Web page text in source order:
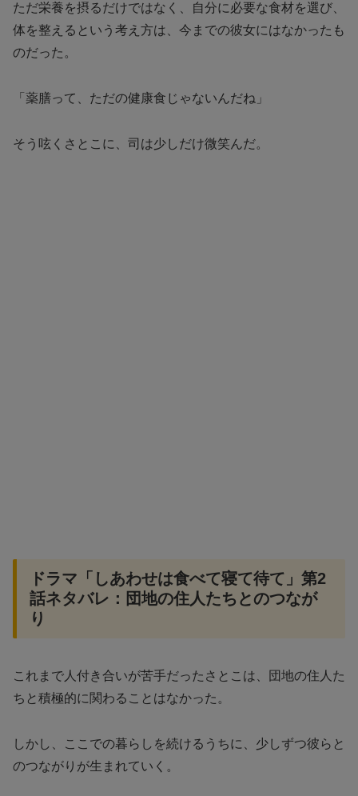
ただ栄養を摂るだけではなく、自分に必要な食材を選び、
体を整えるという考え方は、今までの彼女にはなかったも
のだった。
「薬膳って、ただの健康食じゃないんだね」
そう呟くさとこに、司は少しだけ微笑んだ。
ドラマ「しあわせは食べて寝て待て」第2
話ネタバレ：団地の住人たちとのつなが
り
これまで人付き合いが苦手だったさとこは、団地の住人た
ちと積極的に関わることはなかった。
しかし、ここでの暮らしを続けるうちに、少しずつ彼らと
のつながりが生まれていく。